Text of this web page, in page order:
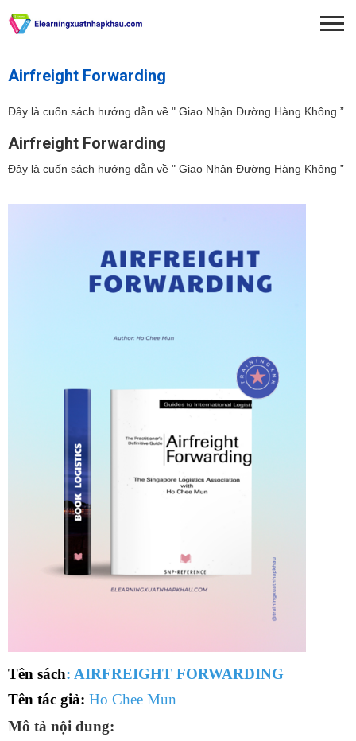
Airfreight Forwarding
Đây là cuốn sách hướng dẫn về " Giao Nhận Đường Hàng Không ”
Airfreight Forwarding
Đây là cuốn sách hướng dẫn về " Giao Nhận Đường Hàng Không ”
Tên sách: AIRFREIGHT FORWARDING
Tên tác giả: Ho Chee Mun
Mô tả nội dung: